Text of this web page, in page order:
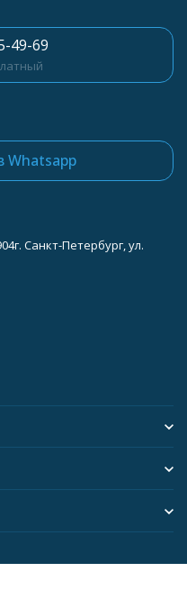
49-69
Whatsapp
Санкт-Петербург, ул.